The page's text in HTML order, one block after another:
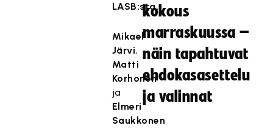
LASB:sta.
Mikael
Järvi,
Matti
Korhonen
ja
Elmeri
Saukkonen
kokous
marraskuussa –
näin tapahtuvat
ehdokasasettelu
ja valinnat